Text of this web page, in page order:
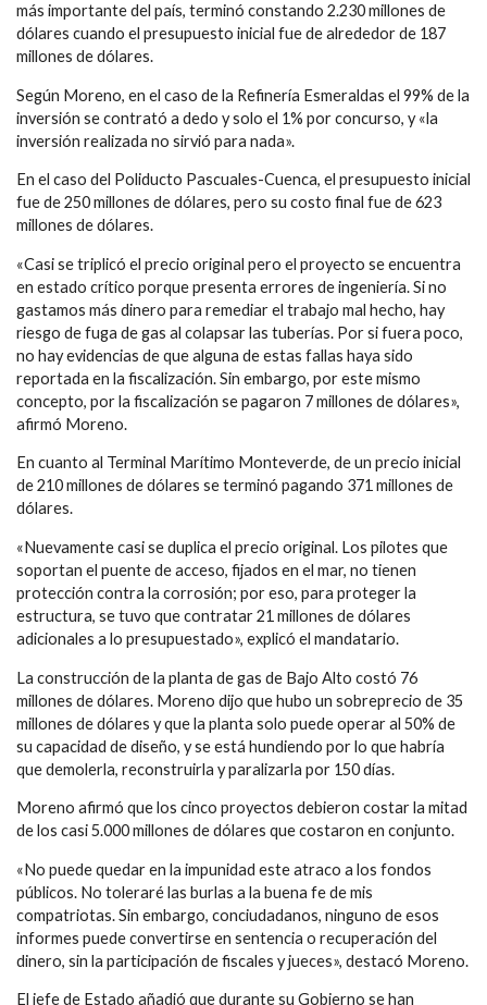
más importante del país, terminó constando 2.230 millones de
dólares cuando el presupuesto inicial fue de alrededor de 187
millones de dólares.
Según Moreno, en el caso de la Refinería Esmeraldas el 99% de la
inversión se contrató a dedo y solo el 1% por concurso, y «la
inversión realizada no sirvió para nada».
En el caso del Poliducto Pascuales-Cuenca, el presupuesto inicial
fue de 250 millones de dólares, pero su costo final fue de 623
millones de dólares.
«Casi se triplicó el precio original pero el proyecto se encuentra
en estado crítico porque presenta errores de ingeniería. Si no
gastamos más dinero para remediar el trabajo mal hecho, hay
riesgo de fuga de gas al colapsar las tuberías. Por si fuera poco,
no hay evidencias de que alguna de estas fallas haya sido
reportada en la fiscalización. Sin embargo, por este mismo
concepto, por la fiscalización se pagaron 7 millones de dólares»,
afirmó Moreno.
En cuanto al Terminal Marítimo Monteverde, de un precio inicial
de 210 millones de dólares se terminó pagando 371 millones de
dólares.
«Nuevamente casi se duplica el precio original. Los pilotes que
soportan el puente de acceso, fijados en el mar, no tienen
protección contra la corrosión; por eso, para proteger la
estructura, se tuvo que contratar 21 millones de dólares
adicionales a lo presupuestado», explicó el mandatario.
La construcción de la planta de gas de Bajo Alto costó 76
millones de dólares. Moreno dijo que hubo un sobreprecio de 35
millones de dólares y que la planta solo puede operar al 50% de
su capacidad de diseño, y se está hundiendo por lo que habría
que demolerla, reconstruirla y paralizarla por 150 días.
Moreno afirmó que los cinco proyectos debieron costar la mitad
de los casi 5.000 millones de dólares que costaron en conjunto.
«No puede quedar en la impunidad este atraco a los fondos
públicos. No toleraré las burlas a la buena fe de mis
compatriotas. Sin embargo, conciudadanos, ninguno de esos
informes puede convertirse en sentencia o recuperación del
dinero, sin la participación de fiscales y jueces», destacó Moreno.
El jefe de Estado añadió que durante su Gobierno se han